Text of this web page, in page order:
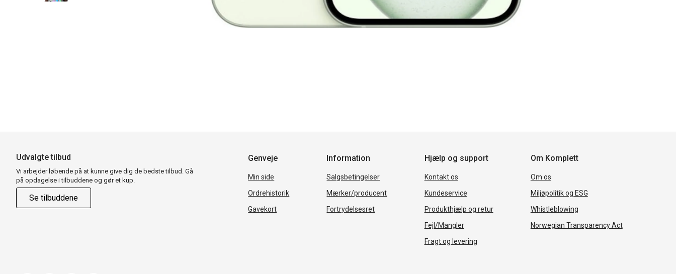
Udvalgte tilbud
Vi arbejder løbende på at kunne give dig de bedste tilbud. Gå
på opdagelse i tilbuddene og gør et kup.
Se tilbuddene
Genveje
Min side
Ordrehistorik
Gavekort
Information
Salgsbetingelser
Mærker/producent
Fortrydelsesret
Hjælp og support
Kontakt os
Kundeservice
Produkthjælp og retur
Fejl/Mangler
Fragt og levering
Om Komplett
Om os
Miljøpolitik og ESG
Whistleblowing
Norwegian Transparency Act